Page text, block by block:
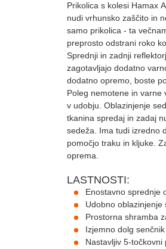
Prikolica s kolesi Hamax
nudi vrhunsko zaščito in
samo prikolica - ta
preprosto odstrani roko
Sprednji in zadnji
zagotavljajo dodatno
dodatno opremo, boste
Poleg nemotene in varne
v udobju. Oblazinjenje
tkanina spredaj in zadaj
sedeža. Ima tudi izredno
pomočjo traku in kljuke.
oprema.
LASTNOSTI:
Enostavno sprednje
Udobno oblazinjenje
Prostorna shramba
Izjemno dolg
Nastavljiv 5-točkovni